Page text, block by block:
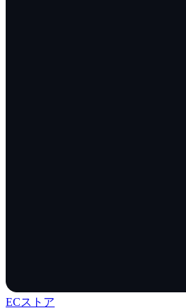
ECストア